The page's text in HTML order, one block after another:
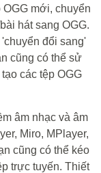
OGG mới, chuyển
hát sang OGG.
đổi sang'
cũng có thể sử
các tệp OGG
âm nhạc và âm
Miro, MPlayer,
cũng có thể kéo
trực tuyến. Thiết